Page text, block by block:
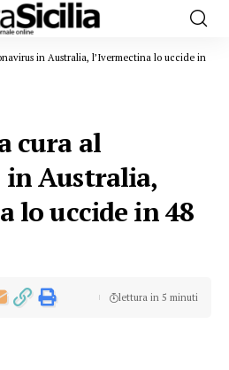
in Australia, l’Ivermectina lo uccide in
cura al
in Australia,
lo uccide in 48
lettura in 5 minuti